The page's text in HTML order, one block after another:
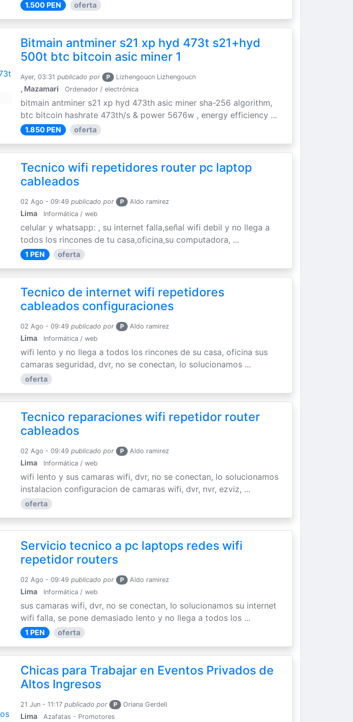
1.500 PEN oferta
Bitmain antminer s21 xp hyd 473t s21+hyd
500t btc bitcoin asic miner 1
Ayer, 03:31 publicado por P Lizhengoucn Lizhengoucn
, Mazamari Ordenador / electrónica
bitmain antminer s21 xp hyd 473th asic miner sha-256 algorithm,
btc bitcoin hashrate 473th/s & power 5676w , energy efficiency ...
1.850 PEN oferta
Tecnico wifi repetidores router pc laptop
cableados
02 Ago - 09:49 publicado por P Aldo ramirez
Lima Informática / web
celular y whatsapp: , su internet falla,señal wifi debil y no llega a
todos los rincones de tu casa,oficina,su computadora, ...
1 PEN oferta
Tecnico de internet wifi repetidores
cableados configuraciones
02 Ago - 09:49 publicado por P Aldo ramirez
Lima Informática / web
wifi lento y no llega a todos los rincones de su casa, oficina sus
camaras seguridad, dvr, no se conectan, lo solucionamos ...
oferta
Tecnico reparaciones wifi repetidor router
cableados
02 Ago - 09:49 publicado por P Aldo ramirez
Lima Informática / web
wifi lento y sus camaras wifi, dvr, no se conectan, lo solucionamos
instalacion configuracion de camaras wifi, dvr, nvr, ezviz, ...
oferta
Servicio tecnico a pc laptops redes wifi
repetidor routers
02 Ago - 09:49 publicado por P Aldo ramirez
Lima Informática / web
sus camaras wifi, dvr, no se conectan, lo solucionamos su internet
wifi falla, se pone demasiado lento y no llega a todos los ...
1 PEN oferta
Chicas para Trabajar en Eventos Privados de
Altos Ingresos
21 Jun - 11:17 publicado por P Oriana Gerdell
Lima Azafatas - Promotores